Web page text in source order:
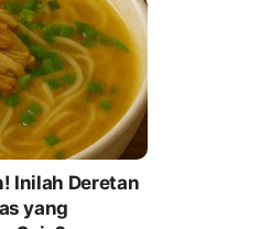
Inilah Deretan
yang